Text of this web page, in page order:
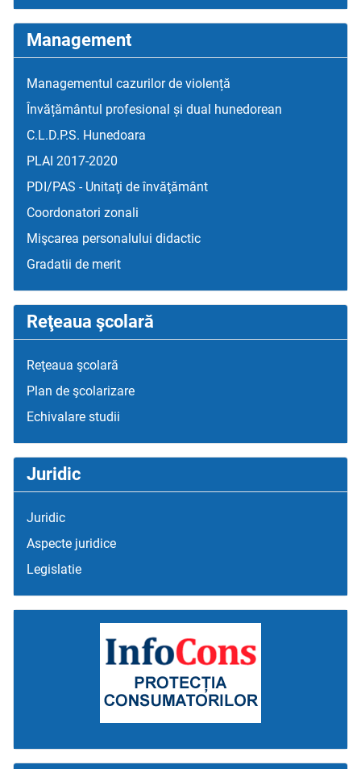
Management
Managementul cazurilor de violență
Învățământul profesional și dual hunedorean
C.L.D.P.S. Hunedoara
PLAI 2017-2020
PDI/PAS - Unitaţi de învăţământ
Coordonatori zonali
Mişcarea personalului didactic
Gradatii de merit
Reţeaua şcolară
Reţeaua şcolară
Plan de şcolarizare
Echivalare studii
Juridic
Juridic
Aspecte juridice
Legislatie